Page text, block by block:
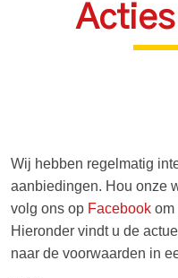
Wij hebben regelmatig
aanbiedingen. Hou onze
volg ons op Facebook om
Hieronder vindt u de
naar de voorwaarden in